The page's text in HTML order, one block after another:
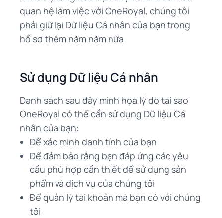
quan hệ làm việc với OneRoyal, chúng tôi
phải giữ lại Dữ liệu Cá nhân của bạn trong
hồ sơ thêm năm năm nữa
Sử dụng Dữ liệu Cá nhân
Danh sách sau đây minh họa lý do tại sao
OneRoyal có thể cần sử dụng Dữ liệu Cá
nhân của bạn:
Để xác minh danh tính của bạn
Để đảm bảo rằng bạn đáp ứng các yêu
cầu phù hợp cần thiết để sử dụng sản
phẩm và dịch vụ của chúng tôi
Để quản lý tài khoản mà bạn có với chúng
tôi